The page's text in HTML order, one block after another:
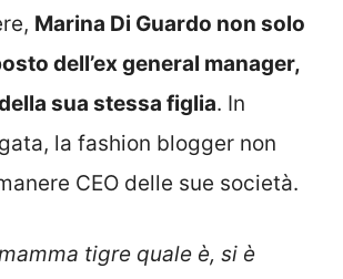
Marina Di Guardo non solo
dell’ex general manager,
sua stessa figlia. In
la fashion blogger non
CEO delle sue società.
tigre quale è, si è